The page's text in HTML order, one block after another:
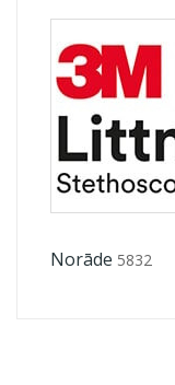
Norāde 5832